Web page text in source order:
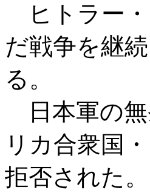
ヒトラー・
だ戦争を継
る。
日本軍の無
リカ合衆国
拒否された